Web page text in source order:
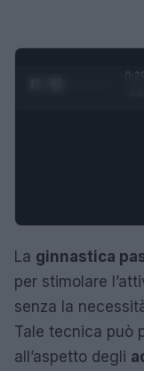
La ginnastica
per stimolare
senza la
Tale tecnica può
all’aspetto degli